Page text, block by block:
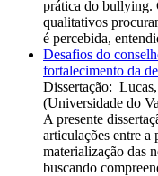
prática do bullying.
qualitativos
é percebida,
Desafios do
fortalecimento da
Dissertação:
(Universidade do
A presente
articulações entre a
materialização das
buscando